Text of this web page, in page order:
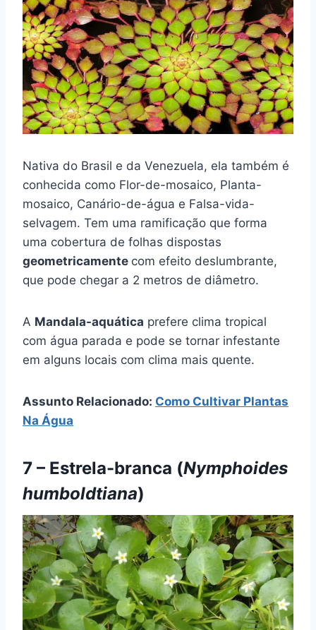
Nativa do Brasil e da Venezuela, ela também é
conhecida como Flor-de-mosaico, Planta-
mosaico, Canário-de-água e Falsa-vida-
selvagem. Tem uma ramificação que forma
uma cobertura de folhas dispostas
geometricamente com efeito deslumbrante,
que pode chegar a 2 metros de diâmetro.
A Mandala-aquática prefere clima tropical
com água parada e pode se tornar infestante
em alguns locais com clima mais quente.
Assunto Relacionado: Como Cultivar Plantas
Na Água
7 – Estrela-branca (Nymphoides
humboldtiana)